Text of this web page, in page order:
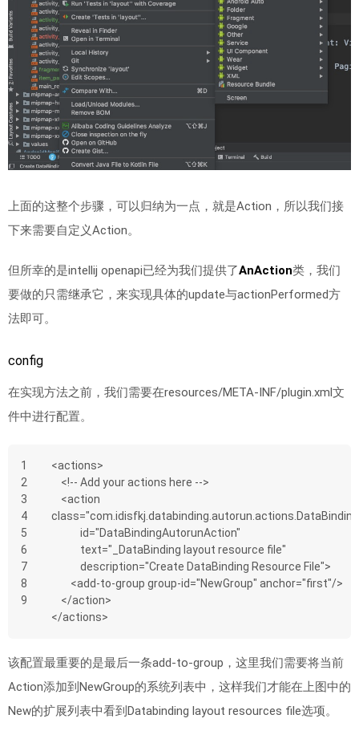
上面的这整个步骤，可以归纳为一点，就是Action，所以我们接
下来需要自定义Action。
但所幸的是intellij openapi已经为我们提供了AnAction类，我们
要做的只需继承它，来实现具体的update与actionPerformed方
法即可。
config
在实现方法之前，我们需要在resources/META-INF/plugin.xml文
件中进行配置。
1
2
3
4
5
6
7
8
9
<actions>
    <!-- Add your actions here -->
            id="DataBindingAutorunAction"
            text="_DataBinding layout resource file"
            description="Create DataBinding Resource File">
        <add-to-group group-id="NewGroup" anchor="first"/>
    </action>
</actions>
该配置最重要的是最后一条add-to-group，这里我们需要将当前
Action添加到NewGroup的系统列表中，这样我们才能在上图中的
New的扩展列表中看到Databinding layout resources file选项。